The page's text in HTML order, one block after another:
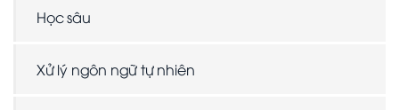
Học sâu
Xử lý ngôn ngữ tự nhiên